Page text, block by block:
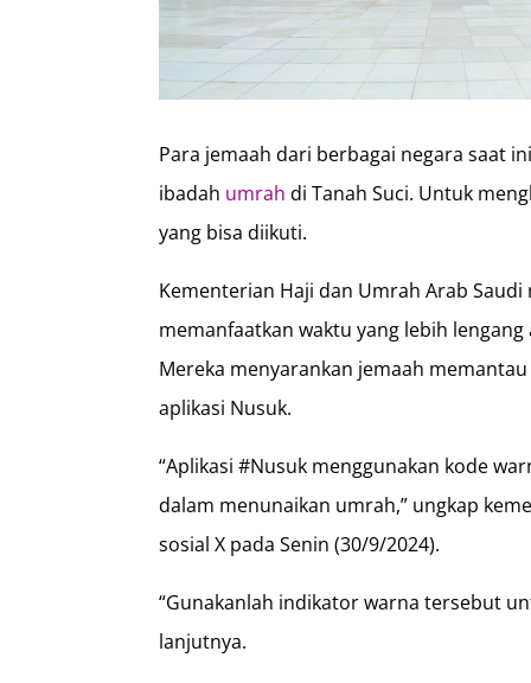
Para jemaah dari berbagai negara saat
ibadah umrah di Tanah Suci. Untuk
yang bisa diikuti.
Kementerian Haji dan Umrah Arab
memanfaatkan waktu yang lebih
Mereka menyarankan jemaah
aplikasi Nusuk.
“Aplikasi #Nusuk menggunakan kode
dalam menunaikan umrah,” ungkap
sosial X pada Senin (30/9/2024).
“Gunakanlah indikator warna tersebut
lanjutnya.